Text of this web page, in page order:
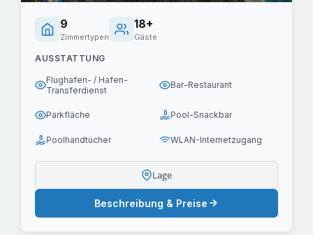
9
Zimmertypen
18+
Gäste
AUSSTATTUNG
Flughafen- / Hafen-
Transferdienst
Bar-Restaurant
Parkfläche Pool-Snackbar
Poolhandtücher WLAN-Internetzugang
Lage
Beschreibung & Preise